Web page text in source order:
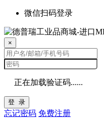
微信扫码登录
×
正在加载验证码......
登 录
忘记密码 免费注册